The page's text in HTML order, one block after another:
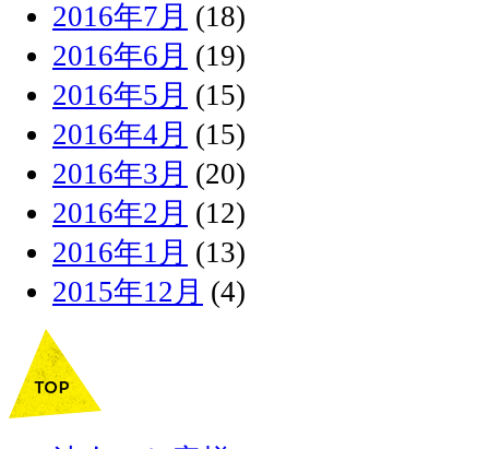
2016年7月 (18)
2016年6月 (19)
2016年5月 (15)
2016年4月 (15)
2016年3月 (20)
2016年2月 (12)
2016年1月 (13)
2015年12月 (4)